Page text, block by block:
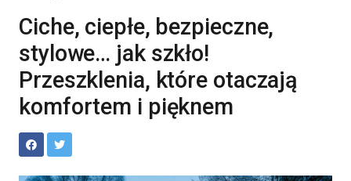
Ciche, ciepłe, bezpieczne,
stylowe… jak szkło!
Przeszklenia, które otaczają
komfortem i pięknem